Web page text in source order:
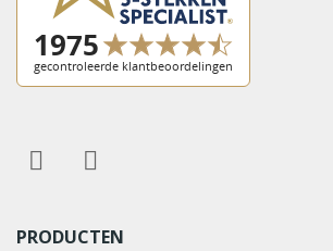
PRODUCTEN